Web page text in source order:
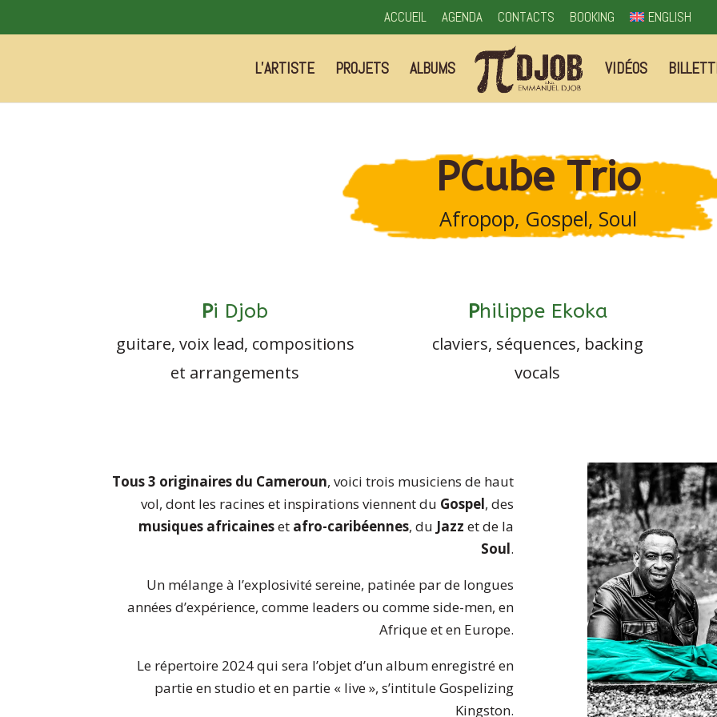
ACCUEIL AGENDA CONTACTS BOOKING ENGLISH
L’ARTISTE PROJETS ALBUMS VIDÉOS
PCube Trio
Afropop, Gospel, Soul
Pi Djob
guitare, voix lead, compositions
et arrangements
Philippe Ekoka
claviers, séquences, backing
vocals
Tous 3 originaires du Cameroun, voici trois musiciens de haut
vol, dont les racines et inspirations viennent du Gospel, des
musiques africaineset afro-caribéennes, du Jazz et de la
Soul.
Un mélange à l’explosivité sereine, patinée par de longues
années d’expérience, comme leaders ou comme side-men, en
Afrique et en Europe.
Le répertoire 2024 qui sera l’objet d’un album enregistré en
partie en studio et en partie « live », s’intitule Gospelizing
Kingston.